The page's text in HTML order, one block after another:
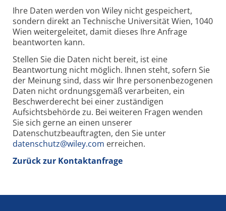
Ihre Daten werden von Wiley nicht gespeichert,
sondern direkt an Technische Universität Wien, 1040
Wien weitergeleitet, damit dieses Ihre Anfrage
beantworten kann.
Stellen Sie die Daten nicht bereit, ist eine
Beantwortung nicht möglich. Ihnen steht, sofern Sie
der Meinung sind, dass wir Ihre personenbezogenen
Daten nicht ordnungsgemäß verarbeiten, ein
Beschwerderecht bei einer zuständigen
Aufsichtsbehörde zu. Bei weiteren Fragen wenden
Sie sich gerne an einen unserer
Datenschutzbeauftragten, den Sie unter
datenschutz@wiley.com erreichen.
Zurück zur Kontaktanfrage